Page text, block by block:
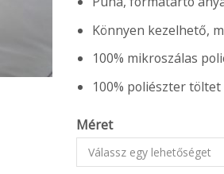
Könnyen kezelhető,
100% mikroszálas
100% poliészter töltet
Méret